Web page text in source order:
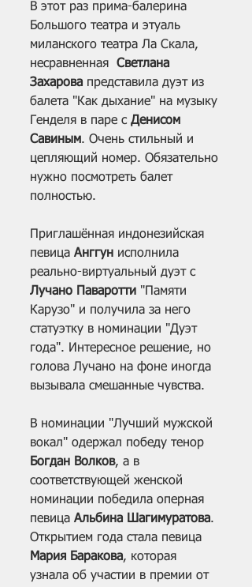
В этот раз прима-балерина
Большого театра и этуаль
миланского театра Ла Скала,
несравненная Светлана
Захарова представила дуэт из
балета "Как дыхание" на музыку
Генделя в паре с Денисом
Савиным. Очень стильный и
цепляющий номер. Обязательно
нужно посмотреть балет
полностью.
Приглашённая индонезийская
певица Анггун исполнила
реально-виртуальный дуэт с
Лучано Паваротти "Памяти
Карузо" и получила за него
статуэтку в номинации "Дуэт
года". Интересное решение, но
голова Лучано на фоне иногда
вызывала смешанные чувства.
В номинации "Лучший мужской
вокал" одержал победу тенор
Богдан Волков, а в
соответствующей женской
номинации победила оперная
певица Альбина Шагимуратова.
Открытием года стала певица
Мария Баракова, которая
узнала об участии в премии от